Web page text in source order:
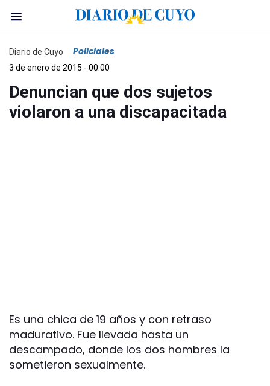
Diario de Cuyo Policiales
3 de enero de 2015 - 00:00
Denuncian que dos sujetos
violaron a una discapacitada
Es una chica de 19 años y con retraso
madurativo. Fue llevada hasta un
descampado, donde los dos hombres la
sometieron sexualmente.